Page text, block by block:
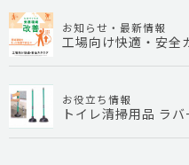
お知らせ・最新情報
工場向け快適・安全
お役立ち情報
トイレ清掃用品 ラ